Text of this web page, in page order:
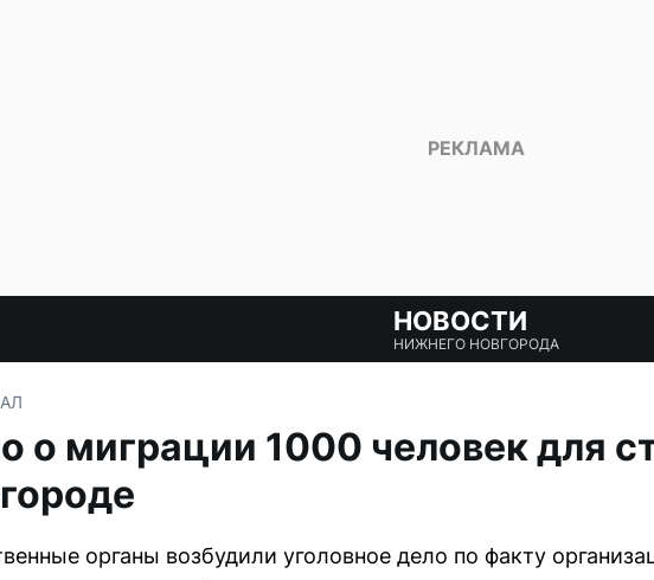
НОВОСТИ
НИЖНЕГО НОВГОРОДА
о миграции 1000 человек для
органы возбудили уголовное дело по факту